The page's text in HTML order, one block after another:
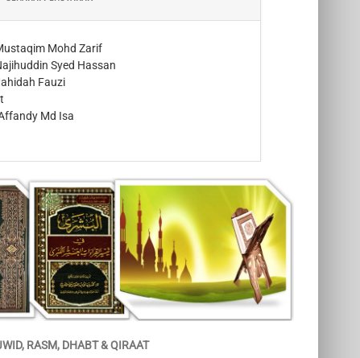
Mohd Zarif
Syed Hassan
Fauzi
Md Isa
RASM, DHABT & QIRAAT